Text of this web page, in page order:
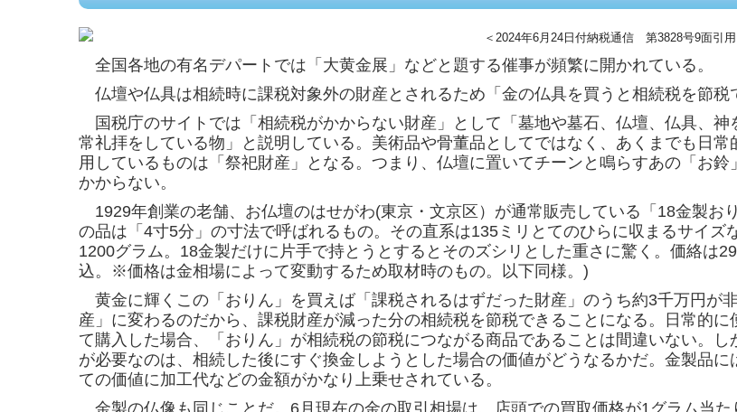
＜2024年6月24日付納税通信 第3828号9面引用
全国各地の有名デパートでは「大黄金展」などと題する催事が頻繁に開かれている。
仏壇や仏具は相続時に課税対象外の財産とされるため「金の仏具を買うと相続税を節税
国税庁のサイトでは「相続税がかからない財産」として「墓地や墓石、仏壇、仏具、神
常礼拝をしている物」と説明している。美術品や骨董品としてではなく、あくまでも日常
用しているものは「祭祀財産」となる。つまり、仏壇に置いてチーンと鳴らすあの「お鈴
かからない。
1929年創業の老舗、お仏壇のはせがわ(東京・文京区）が通常販売している「18金製お
の品は「4寸5分」の寸法で呼ばれるもの。その直系は135ミリとてのひらに収まるサイズ
1200グラム。18金製だけに片手で持とうとするとそのズシリとした重さに驚く。価絡は
込。※価格は金相場によって変動するため取材時のもの。以下同様。)
黄金に輝くこの「おりん」を買えば「課税されるはずだった財産」のうち約3千万円が
産」 に変わるのだから、課税財産が減った分の相続税を節税できることになる。日常的に
て購入 した場合、「おりん」が相続税の節税につながる商品であることは間違いない。し
が必要なのは、相続した後にすぐ換金しようとした場合の価値がどうなるかだ。金製品に
ての価値に加工代などの金額がかなり上乗せされている。
金製の仏像も同じことだ。6月現在の金の取引相場は、店頭での買取価格が1グラム当た